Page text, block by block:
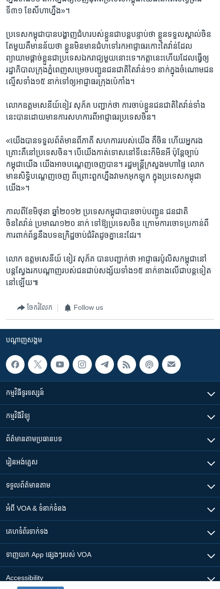
ទី៣១ ​ខែសីហា​ហ្នឹង»។
ប្រទេស​កម្ពុជា​បានបង្ហាញ​ជំហ​របស់​ខ្លួន​ជា​បន្តបន្ទាប់​ថា​ ខ្លួន​ទទួលស្គាល់​ចិន​
តែមួយ​គឺ​មាន​ន័យ​ថា ខ្លួន​មិនមាន​ជំហ​ទៅរក​អាជ្ញាធរ​កោះ​តៃវ៉ាន់​ដែល​
ព្យាយាម​ផ្តាច់ខ្លួន​ជា​ប្រទេស​ឯករាជ្យ​មួយ​នោះទេ។កត្តា​នេះ​ហើយ​ដែល​ធ្វើ​ឲ្យ​
រដ្ឋាភិបាល​ក្រុងភ្នំពេញ​សម្រេច​បញ្ជូន​ជនជាតិ​តៃវ៉ាន់១១ នាក់​ក្នុងចំណោម​ជន​
ល្មើស​ទាំង១៥ នាក់​ទៅ​ឲ្យ​អា​ជ្ញា​ធរ​ក្រុង​ប៉េកាំង។
លោក​ឧ​ត្ត​ម​សេនីយ៍​ខៀវ សុភ័គ ​បញ្ជាក់​ថា ​ការចាប់ខ្លួន​ជនជាតិ​តៃវ៉ាន់​ទាំង
នេះ​បាន​ដោយ​មាន​ការសហការ​ពី​អាជ្ញាធរ​ប្រទេស​ចិន។
«យើង​បានទទួល​ព័ត៌​មាន​ពី​ភា​គី សហ​ការ​របស់​យើង ​គឺ​ចិន ​ហើយ​អ្នករង
គ្រោះ​គឺ​នៅ​ប្រទេស​ចិន។ បើ​យើង​កាត់ទោស​នៅទីនេះ​ក៏​មិន​អី ​ប៉ុន្តែ​ច្បាប់​
កម្ពុជា​យើង ​យើង​អាច​បណ្តេញ​ចេញ​បាន។ រដ្ឋមន្ត្រី​ក្រសួង​មហាផ្ទៃ ​លោក​
មាន​សិទ្ធិ​បណ្តេញចេញ ​ពីព្រោះ​ពួក​ហ្នឹង​វា​មក​អុកឡុក ​ក្នុង​ប្រទេស​កម្ពុជា​
យើង»។
កាលពី​ខែមិថុនា ឆ្នាំ២០១២ ​ប្រទេស​កម្ពុជា​បាន​ចាប់បញ្ជូន ​ជនជាតិ​
ចិនតៃវ៉ាន់ ​ប្រមាណ១២០ ​នាក់ ទៅ​ឱ្យ​ប្រទេស​ចិន ​ក្រោម​ការចោទ​ប្រកាន់​ពី​
ការពាក់ព័ន្ធ​នឹង​បទឧក្រិដ្ឋ​ចាប់ជំរិត​ដូចគ្នា​នេះ​ដែរ។
លោក ឧ​ត្ត​ម​សេនីយ៍ ខៀវ សុភ័គ ​បាន​បញ្ជាក់​ថា អាជ្ញាធរ​ប៉ូលិស​កម្ពុជា​នៅ​
បន្ត​ស្វែងរក​បណ្តាញ​របស់​ជន​ជាប់​សង្ស័យ​ទាំង១៥ ​នាក់​ខាងលើ​ជា​បន្តទៀត​
នៅឡើយ៕
ចែករំលែក Follow us
បណ្តាញ​សង្គម
កម្មវិធី​ទូរទស្សន៍
កម្មវិធី​វិទ្យុ
ព័ត៌មាន​តាមប្រធានបទ​
រៀន​​អង់គ្លេស
ទទួល​ព័ត៌មាន​តាម
អំពី​ VOA & ទំនាក់ទំនង
គេហទំព័រ​​ទាក់ទង
ទាញយក​ App ផ្សេងៗ​របស់​ VOA
Accessibility